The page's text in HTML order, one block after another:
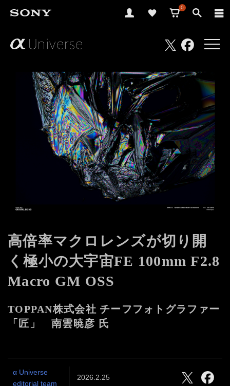
0
さ
あ、
TwitterFacebook
高倍率マクロレンズが切り開
く極小の大宇宙FE 100mm F2.8
Macro GM OSS
TOPPAN株式会社 チーフフォトグラファー
「匠」 南雲暁彦 氏
α Universe
editorial team
2026.2.25